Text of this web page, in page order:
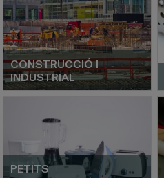
CONSTRUCCIÓ I
INDUSTRIAL
PETITS